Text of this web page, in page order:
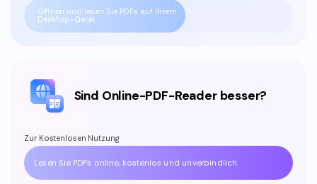
Öffnen und lesen Sie PDFs auf Ihrem
Desktop-Gerät.
Sind Online-PDF-Reader besser?
Zur Kostenlosen Nutzung
Lesen Sie PDFs online, kostenlos und unverbindlich.